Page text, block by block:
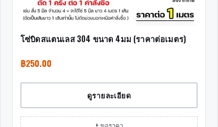
โซ่บิดสแตนเลส 304 ขนาด 4มม (ราคาต่อเมตร)
฿250.00
ดูรายละเอียด
+ ขอราคา